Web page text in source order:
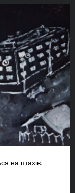
на птахів.